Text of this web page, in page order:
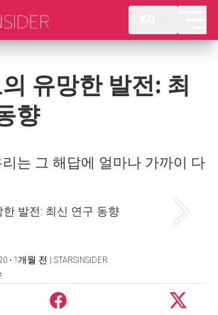
유망한 발전: 최
향
는 그 해답에 얼마나 가까이 다
‧ 1개월 전 | STARSINSIDER